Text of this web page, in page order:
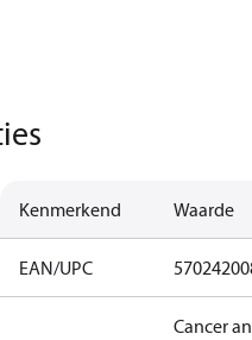
Kenmerkend Waarde
EAN/UPC
Cancer